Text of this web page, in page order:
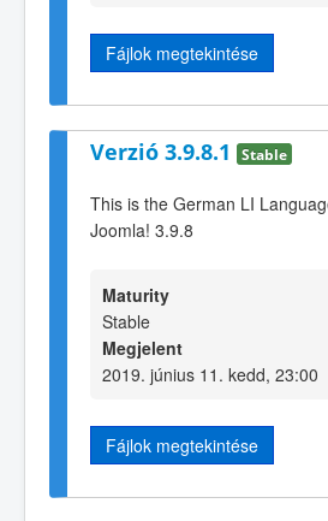
Fájlok megtekintése
Verzió 3.9.8.1 Stable
This is the German LI
Joomla! 3.9.8
Maturity
Stable
Megjelent
2019. június 11. kedd, 23:00
Fájlok megtekintése